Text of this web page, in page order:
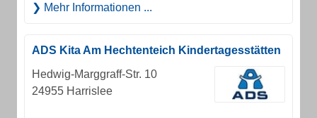
Mehr Informationen ...
ADS Kita Am Hechtenteich Kindertagesstätten
Hedwig-Marggraff-Str. 10
24955 Harrislee